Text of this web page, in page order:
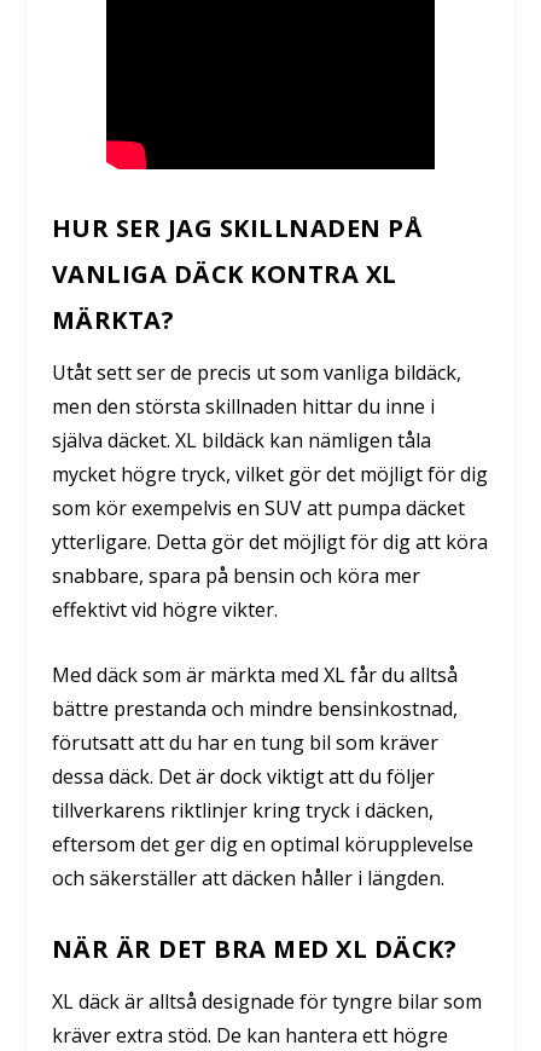
HUR SER JAG SKILLNADEN PÅ
VANLIGA DÄCK KONTRA XL
MÄRKTA?
Utåt sett ser de precis ut som vanliga bildäck,
men den största skillnaden hittar du inne i
själva däcket. XL bildäck kan nämligen tåla
mycket högre tryck, vilket gör det möjligt för dig
som kör exempelvis en SUV att pumpa däcket
ytterligare. Detta gör det möjligt för dig att köra
snabbare, spara på bensin och köra mer
effektivt vid högre vikter.
Med däck som är märkta med XL får du alltså
bättre prestanda och mindre bensinkostnad,
förutsatt att du har en tung bil som kräver
dessa däck. Det är dock viktigt att du följer
tillverkarens riktlinjer kring tryck i däcken,
eftersom det ger dig en optimal körupplevelse
och säkerställer att däcken håller i längden.
NÄR ÄR DET BRA MED XL DÄCK?
XL däck är alltså designade för tyngre bilar som
kräver extra stöd. De kan hantera ett högre